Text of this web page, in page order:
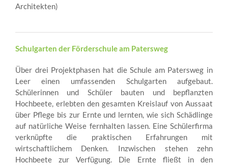
Architekten)
Schulgarten der Förderschule am Patersweg
Über drei Projektphasen hat die Schule am Patersweg in
Leer einen umfassenden Schulgarten aufgebaut.
Schülerinnen und Schüler bauten und bepflanzten
Hochbeete, erlebten den gesamten Kreislauf von Aussaat
über Pflege bis zur Ernte und lernten, wie sich Schädlinge
auf natürliche Weise fernhalten lassen. Eine Schülerfirma
verknüpfte die praktischen Erfahrungen mit
wirtschaftlichem Denken. Inzwischen stehen zehn
Hochbeete zur Verfügung. Die Ernte fließt in den